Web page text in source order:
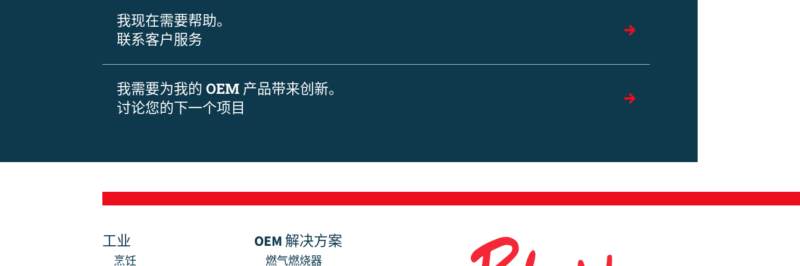
我现在需要帮助。
联系客户服务
我需要为我的 OEM 产品带来创新。
讨论您的下一个项目
工业
烹饪
OEM 解决方案
燃气燃烧器